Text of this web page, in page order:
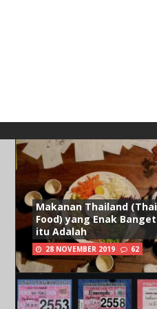
Makanan Thailand (Thai
Food) yang Enak Banget
itu Adalah
28 NOVEMBER 2019 62